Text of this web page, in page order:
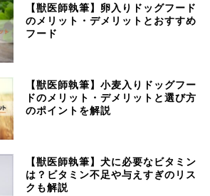
【獣医師執筆】卵入りドッグフード
のメリット・デメリットとおすすめ
フード
【獣医師執筆】小麦入りドッグフー
ドのメリット・デメリットと選び方
のポイントを解説
【獣医師執筆】犬に必要なビタミン
は？ビタミン不足や与えすぎのリス
クも解説